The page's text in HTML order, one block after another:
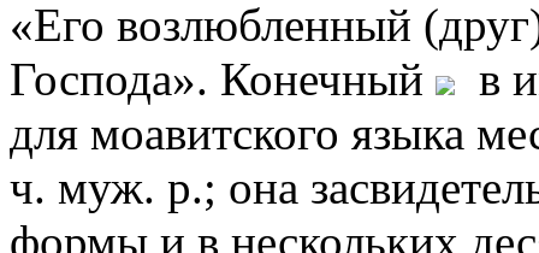
«Его возлюбленный
Господа». Конечный
в
для моавитского языка
ч. муж. р.; она
формы и в нескольких